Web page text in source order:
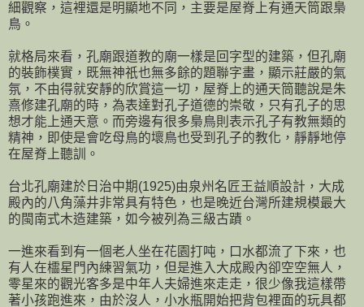
細觀察，這裡還是明顯地不同，主要是屋脊上有通天筒跟梟
鳥。
就格局來看，孔廟跟道教的廟一樣是回字型的建築，但孔廟
的裝飾樸實，既無神祇也無多餘的題聯字畫，顯示莊嚴的氣
氛，不由得就安靜的欣賞這一切，屋脊上的通天筒聽說是朱
熹修建孔廟的時，為表達對孔子道德的崇敬，只有孔子的思
想才能上通天意。而旁邊有很多梟鳥則表示孔子有教無類的
精神，即使是會吃母鳥的壞鳥也受到孔子的教化，靜靜地停
在屋脊上聽訓。
台北孔廟建於日治中期(1925)由泉州名匠王益順設計，大成
殿內的八角藻井非常具有特色，也是晚近台灣所建規模最大
的閩南式木造建築，如今被列為三級古蹟。
一進來看到有一個老人坐在花園打吨，口水都流了下來，也
有人在櫺星門內練習氣功，但是進入大成殿內卻空空無人，
零星來的觀光客多是中年人夫婦進來走走，很少像我這樣帶
著小孩跑進來，由於沒人，小水瓶開始把背包裡面的玩具都